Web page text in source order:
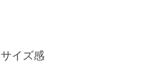
サイズ感